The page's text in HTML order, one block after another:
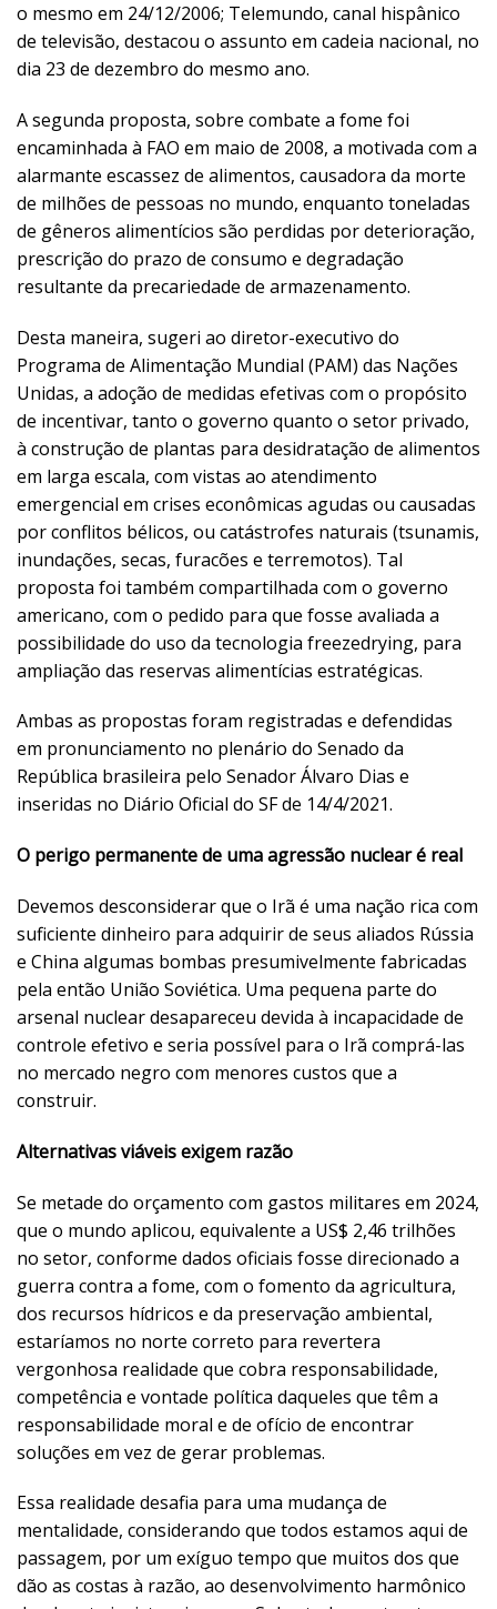
o mesmo em 24/12/2006; Telemundo, canal hispânico
de televisão, destacou o assunto em cadeia nacional, no
dia 23 de dezembro do mesmo ano.
A segunda proposta, sobre combate a fome foi
encaminhada à FAO em maio de 2008, a motivada com a
alarmante escassez de alimentos, causadora da morte
de milhões de pessoas no mundo, enquanto toneladas
de gêneros alimentícios são perdidas por deterioração,
prescrição do prazo de consumo e degradação
resultante da precariedade de armazenamento.
Desta maneira, sugeri ao diretor-executivo do
Programa de Alimentação Mundial (PAM) das Nações
Unidas, a adoção de medidas efetivas com o propósito
de incentivar, tanto o governo quanto o setor privado,
à construção de plantas para desidratação de alimentos
em larga escala, com vistas ao atendimento
emergencial em crises econômicas agudas ou causadas
por conflitos bélicos, ou catástrofes naturais (tsunamis,
inundações, secas, furacões e terremotos). Tal
proposta foi também compartilhada com o governo
americano, com o pedido para que fosse avaliada a
possibilidade do uso da tecnologia freezedrying, para
ampliação das reservas alimentícias estratégicas.
Ambas as propostas foram registradas e defendidas
em pronunciamento no plenário do Senado da
República brasileira pelo Senador Álvaro Dias e
inseridas no Diário Oficial do SF de 14/4/2021.
O perigo permanente de uma agressão nuclear é real
Devemos desconsiderar que o Irã é uma nação rica com
suficiente dinheiro para adquirir de seus aliados Rússia
e China algumas bombas presumivelmente fabricadas
pela então União Soviética. Uma pequena parte do
arsenal nuclear desapareceu devida à incapacidade de
controle efetivo e seria possível para o Irã comprá-las
no mercado negro com menores custos que a
construir.
Alternativas viáveis exigem razão
Se metade do orçamento com gastos militares em 2024,
que o mundo aplicou, equivalente a US$ 2,46 trilhões
no setor, conforme dados oficiais fosse direcionado a
guerra contra a fome, com o fomento da agricultura,
dos recursos hídricos e da preservação ambiental,
estaríamos no norte correto para revertera
vergonhosa realidade que cobra responsabilidade,
competência e vontade política daqueles que têm a
responsabilidade moral e de ofício de encontrar
soluções em vez de gerar problemas.
Essa realidade desafia para uma mudança de
mentalidade, considerando que todos estamos aqui de
passagem, por um exíguo tempo que muitos dos que
dão as costas à razão, ao desenvolvimento harmônico